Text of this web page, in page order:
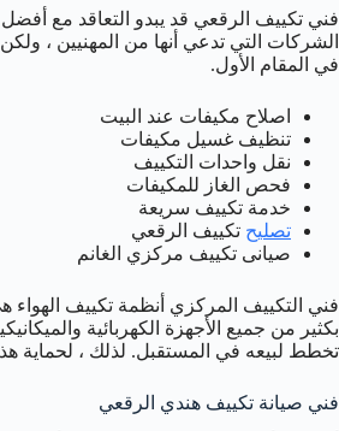
فني تكييف الرقعي قد يبدو التعاقد مع
الشركات التي تدعي أنها من المهنيين ،
في المقام الأول.
اصلاح مكيفات عند البيت
تنظيف غسيل مكيفات
نقل واحدات التكييف
فحص الغاز للمكيفات
خدمة تكييف سريعة
تصليح تكييف الرقعي
صيانى تكييف مركزي الغانم
فني التكييف المركزي أنظمة تكييف الهواء
بكثير من جميع الأجهزة الكهربائية
تخطط لبيعه في المستقبل. لذلك ، لحماية
فني صيانة تكييف هندي الرقعي